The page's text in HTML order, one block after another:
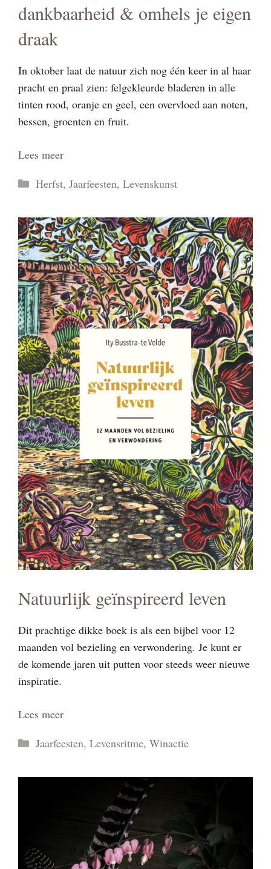
dankbaarheid & omhels je eigen
draak
In oktober laat de natuur zich nog één keer in al haar
pracht en praal zien: felgekleurde bladeren in alle
tinten rood, oranje en geel, een overvloed aan noten,
bessen, groenten en fruit.
Lees meer
Categorieën
Herfst, Jaarfeesten, Levenskunst
Natuurlijk geïnspireerd leven
Dit prachtige dikke boek is als een bijbel voor 12
maanden vol bezieling en verwondering. Je kunt er
de komende jaren uit putten voor steeds weer nieuwe
inspiratie.
Lees meer
Categorieën
Jaarfeesten, Levensritme, Winactie